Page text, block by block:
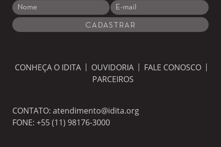
CONHEÇA O IDITA OUVIDORIA
FALE CONOSCO
PARCEIROS
CONTATO: atendimento@idita.org
FONE: +55 (11) 98176-3000